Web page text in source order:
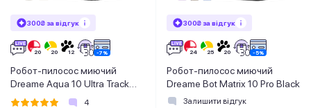
300₴ за відгук
Робот-пилосос миючий
Dreame Aqua 10 Ultra Track
Complete Black
4
300₴ за відгук
Робот-пилосос миючий
Dreame Bot Matrix 10 Pro Black
Залишити відгук